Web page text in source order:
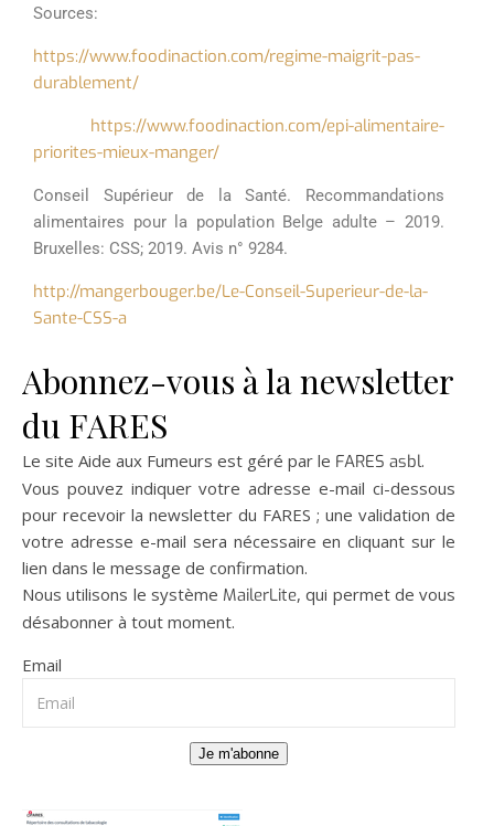
Sources:
https://www.foodinaction.com/regime-maigrit-pas-
durablement/
https://www.foodinaction.com/epi-alimentaire-
priorites-mieux-manger/
Conseil Supérieur de la Santé. Recommandations
alimentaires pour la population Belge adulte – 2019.
Bruxelles: CSS; 2019. Avis n° 9284.
http://mangerbouger.be/Le-Conseil-Superieur-de-la-
Sante-CSS-a
Abonnez-vous à la newsletter
du FARES
Le site Aide aux Fumeurs est géré par le FARES asbl.
Vous pouvez indiquer votre adresse e-mail ci-dessous
pour recevoir la newsletter du FARES ; une validation de
votre adresse e-mail sera nécessaire en cliquant sur le
lien dans le message de confirmation.
Nous utilisons le système MailerLite, qui permet de vous
désabonner à tout moment.
Email
Je m'abonne